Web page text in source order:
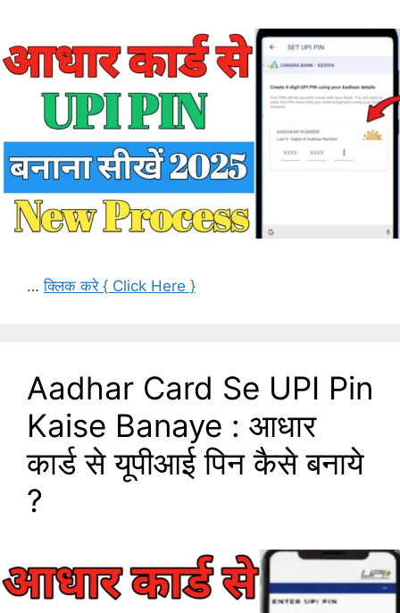
…क्लिक करे { Click Here }
Aadhar Card Se UPI Pin
Kaise Banaye : आधार
कार्ड से यूपीआई पिन कैसे बनाये
?